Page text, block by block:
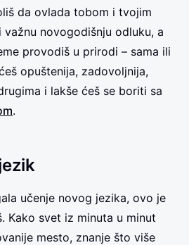
da ovlada tobom i tvojim
novogodišnju odluku, a
provodiš u prirodi – sama ili
opuštenija, zadovoljnija,
i lakše ćeš se boriti sa
.
učenje novog jezika, ovo je
Kako svet iz minuta u minut
mesto, znanje što više